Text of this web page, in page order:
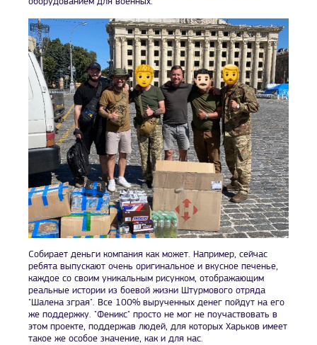
Собирает деньги компания как может. Например, сейчас
ребята выпускают очень оригинальное и вкусное печенье,
каждое со своим уникальным рисунком, отображающим
реальные истории из боевой жизни Штурмового отряда
"Шалена зграя". Все 100% вырученных денег пойдут на его
же поддержку. "Феникс" просто не мог не поучаствовать в
этом проекте, поддержав людей, для которых Харьков имеет
такое же особое значение, как и для нас.